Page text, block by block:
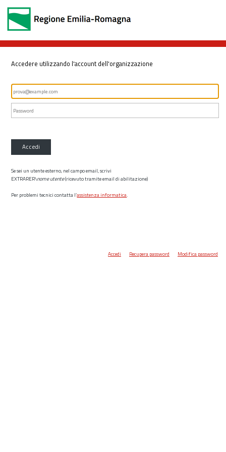
Accedere utilizzando l'account dell'organizzazione
Accedi
Se sei un utente esterno, nel campo email, scrivi
EXTRARER\nome utente(ricevuto tramite email di abilitazione)
Per problemi tecnici contatta l’assistenza informatica.
Accedi Recupera password Modifica password